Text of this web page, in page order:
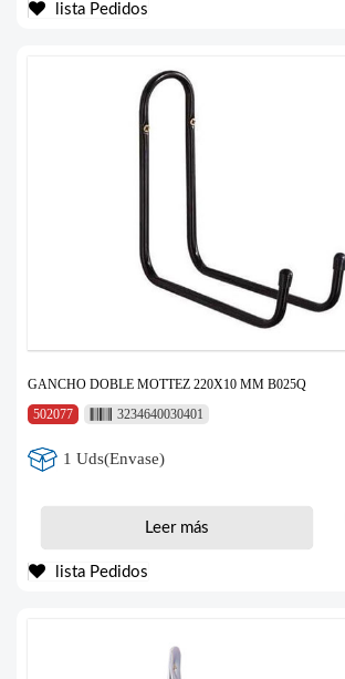
lista Pedidos
GANCHO DOBLE MOTTEZ 220X10 MM B025Q
502077
3234640030401
1 Uds(Envase)
Leer más
lista Pedidos